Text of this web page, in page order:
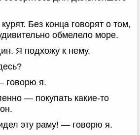
Без конца говорят о том,
обмелело море.
Я подхожу к нему.
говорю я.
— покупать какие-то
эту раму! — говорю я.